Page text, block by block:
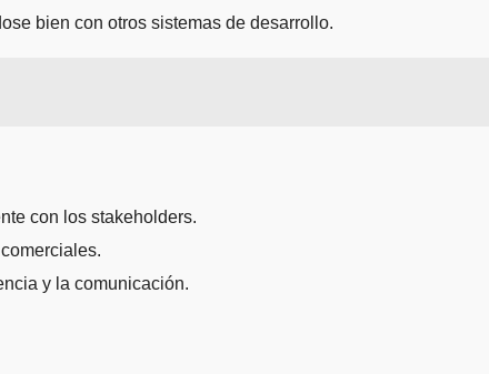
bien con otros sistemas de desarrollo.
con los stakeholders.
y la comunicación.